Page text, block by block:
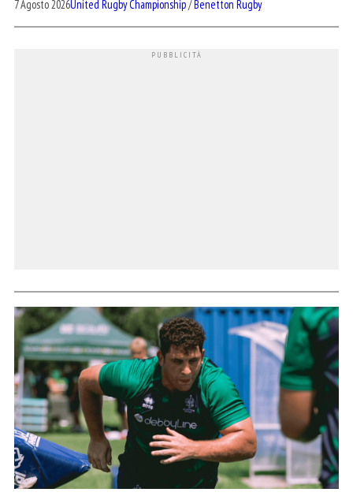
7 Agosto 2026United Rugby Championship/Benetton Rugby